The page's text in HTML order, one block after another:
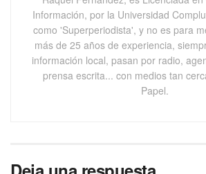
Información, por la Universidad
como 'Superperiodista', y no es para
más de 25 años de experiencia,
información local, pasan por radio,
prensa escrita... con medios tan
Papel.